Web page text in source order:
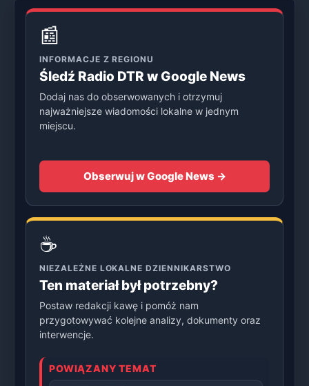
📰
INFORMACJE Z REGIONU
Śledź Radio DTR w Google News
Dodaj nas do obserwowanych i otrzymuj
najważniejsze wiadomości lokalne w jednym
miejscu.
Obserwuj w Google News →
☕
NIEZALEŻNE LOKALNE DZIENNIKARSTWO
Ten materiał był potrzebny?
Postaw redakcji kawę i pomóż nam
przygotowywać kolejne analizy, dokumenty oraz
interwencje.
POWIĄZANY TEMAT